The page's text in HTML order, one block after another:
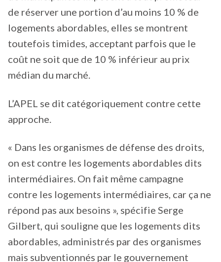
de réserver une portion d’au moins 10 % de
logements abordables, elles se montrent
toutefois timides, acceptant parfois que le
coût ne soit que de 10 % inférieur au prix
médian du marché.
L’APEL se dit catégoriquement contre cette
approche.
« Dans les organismes de défense des droits,
on est contre les logements abordables dits
intermédiaires. On fait même campagne
contre les logements intermédiaires, car ça ne
répond pas aux besoins », spécifie Serge
Gilbert, qui souligne que les logements dits
abordables, administrés par des organismes
mais subventionnés par le gouvernement